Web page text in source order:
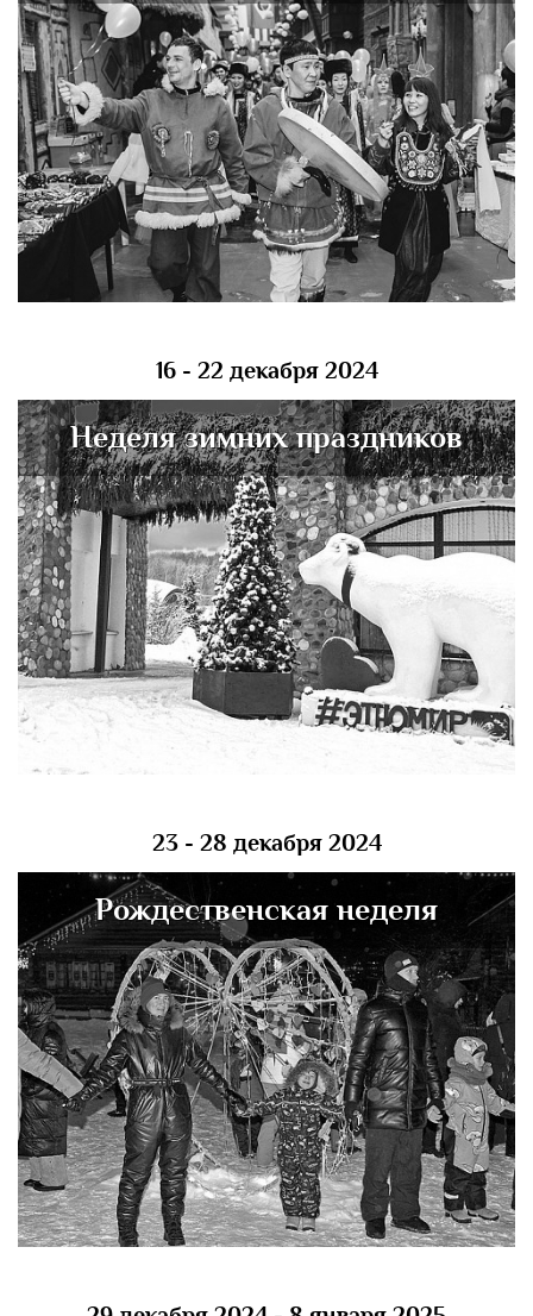
16 - 22 декабря 2024
Неделя зимних праздников
23 - 28 декабря 2024
Рождественская неделя